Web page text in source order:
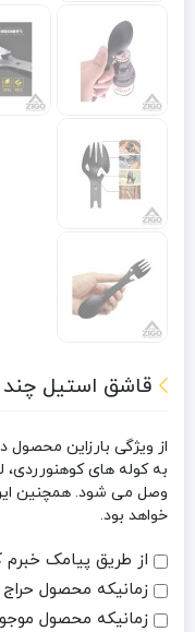
قاشق استیل چند
از ویژگی بارزاین
به کوله های
وصل می شود. همچنین
خواهد بود.
از طریق پیامک خبرم
زمانیکه محصول
زمانیکه محصول